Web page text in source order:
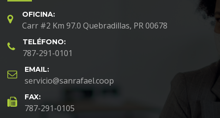
OFICINA:
Carr #2 Km 97.0 Quebradillas, PR 00678
TELÉFONO:
787-291-0101
EMAIL:
servicio@sanrafael.coop
FAX:
787-291-0105